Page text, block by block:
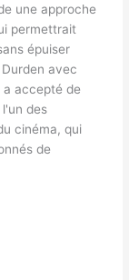
une approche
permettrait
épuiser
avec
accepté de
des
cinéma, qui
de